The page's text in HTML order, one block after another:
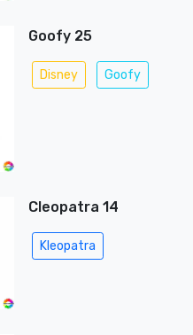
Goofy 25
Disney Goofy
Cleopatra 14
Kleopatra